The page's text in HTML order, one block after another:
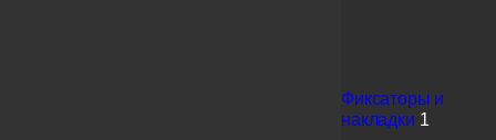
Фиксаторы и
накладки 1